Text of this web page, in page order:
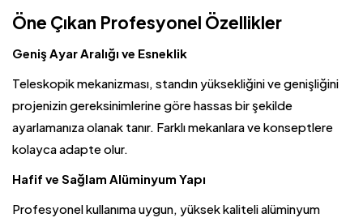
Öne Çıkan Profesyonel Özellikler
Geniş Ayar Aralığı ve Esneklik
Teleskopik mekanizması, standın yüksekliğini ve genişliğini
projenizin gereksinimlerine göre hassas bir şekilde
ayarlamanıza olanak tanır. Farklı mekanlara ve konseptlere
kolayca adapte olur.
Hafif ve Sağlam Alüminyum Yapı
Profesyonel kullanıma uygun, yüksek kaliteli alüminyum